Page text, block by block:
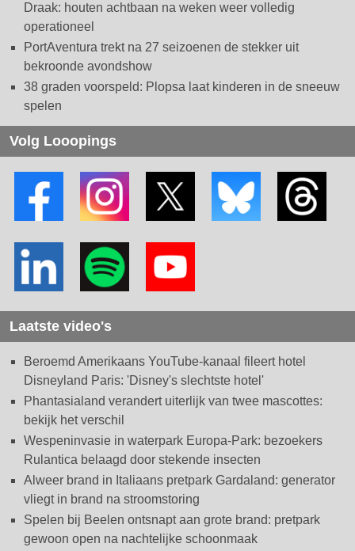
Draak: houten achtbaan na weken weer volledig
operationeel
PortAventura trekt na 27 seizoenen de stekker uit
bekroonde avondshow
38 graden voorspeld: Plopsa laat kinderen in de sneeuw
spelen
Volg Looopings
Laatste video's
Beroemd Amerikaans YouTube-kanaal fileert hotel
Disneyland Paris: 'Disney's slechtste hotel'
Phantasialand verandert uiterlijk van twee mascottes:
bekijk het verschil
Wespeninvasie in waterpark Europa-Park: bezoekers
Rulantica belaagd door stekende insecten
Alweer brand in Italiaans pretpark Gardaland: generator
vliegt in brand na stroomstoring
Spelen bij Beelen ontsnapt aan grote brand: pretpark
gewoon open na nachtelijke schoonmaak